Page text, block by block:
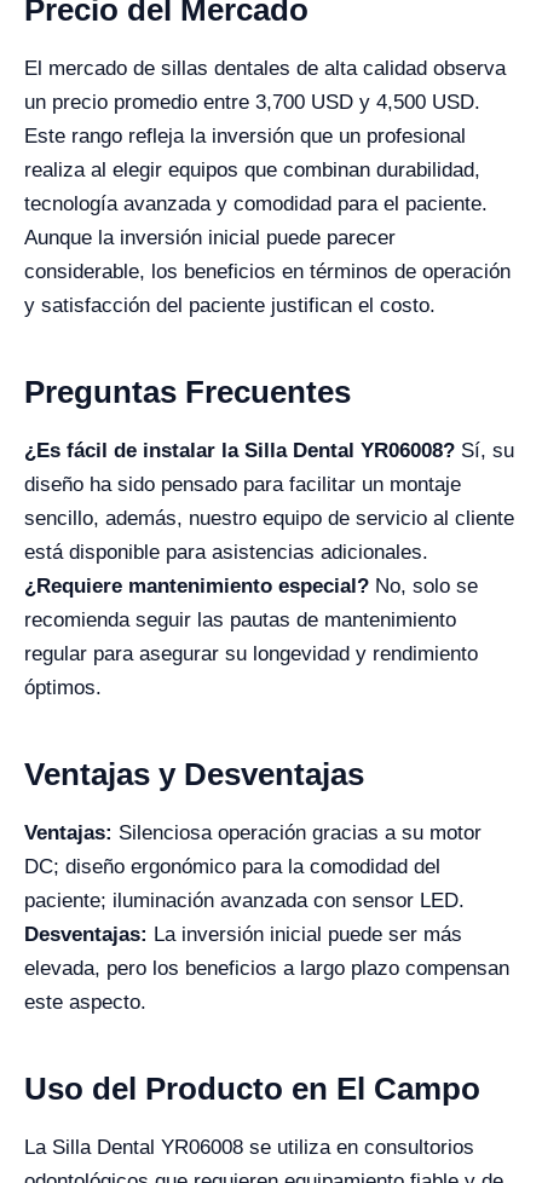
Precio del Mercado
El mercado de sillas dentales de alta calidad observa
un precio promedio entre 3,700 USD y 4,500 USD.
Este rango refleja la inversión que un profesional
realiza al elegir equipos que combinan durabilidad,
tecnología avanzada y comodidad para el paciente.
Aunque la inversión inicial puede parecer
considerable, los beneficios en términos de operación
y satisfacción del paciente justifican el costo.
Preguntas Frecuentes
¿Es fácil de instalar la Silla Dental YR06008? Sí, su
diseño ha sido pensado para facilitar un montaje
sencillo, además, nuestro equipo de servicio al cliente
está disponible para asistencias adicionales.
¿Requiere mantenimiento especial? No, solo se
recomienda seguir las pautas de mantenimiento
regular para asegurar su longevidad y rendimiento
óptimos.
Ventajas y Desventajas
Ventajas: Silenciosa operación gracias a su motor
DC; diseño ergonómico para la comodidad del
paciente; iluminación avanzada con sensor LED.
Desventajas: La inversión inicial puede ser más
elevada, pero los beneficios a largo plazo compensan
este aspecto.
Uso del Producto en El Campo
La Silla Dental YR06008 se utiliza en consultorios